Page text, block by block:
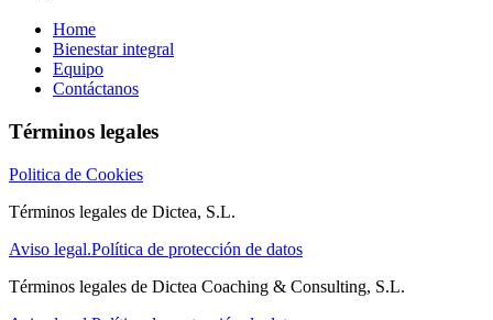
Home
Bienestar integral
Equipo
Contáctanos
Términos legales
Politica de Cookies
Términos legales de Dictea, S.L.
Aviso legal.Política de protección de datos
Términos legales de Dictea Coaching & Consulting, S.L.